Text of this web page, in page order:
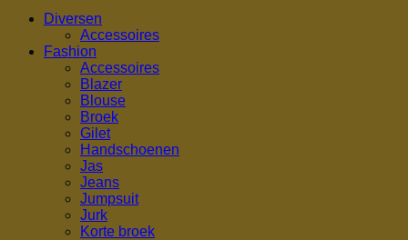
Diversen
Accessoires
Fashion
Accessoires
Blazer
Blouse
Broek
Gilet
Handschoenen
Jas
Jeans
Jumpsuit
Jurk
Korte broek